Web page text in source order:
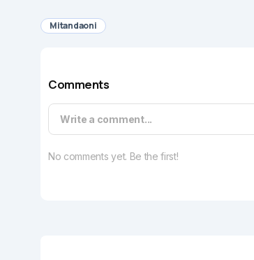
Mitandaoni
Comments
Write a comment...
No comments yet. Be the first!